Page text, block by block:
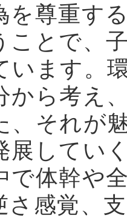
を尊重す
ことで、
います。
から考え
、それが
展してい
で体幹や
さ感覚、